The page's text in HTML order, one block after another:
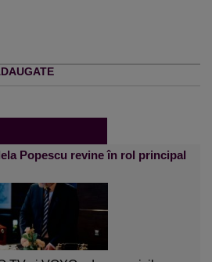
Popescu revine în rol principal